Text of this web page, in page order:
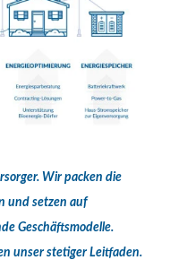
Wir packen die
und setzen auf
Geschäftsmodelle.
unser stetiger Leitfaden.